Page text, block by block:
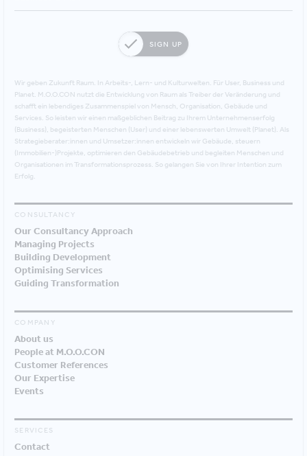
SIGN UP
Wir geben Zukunft Raum. In Arbeits-, Lern- und Kulturwelten. Für User, Business und
Planet. M.O.O.CON nutzt die Entwicklung von Raum als Treiber der Veränderung und
schafft ein lebendiges Zusammenspiel von Mensch, Organisation, Gebäude und
Services. So leisten wir einen maßgeblichen Beitrag zu Ihrem Unternehmenserfolg
(Business), begeisterten Menschen (User) und einer lebenswerten Umwelt (Planet). Als
Strategieberater:innen und Umsetzer:innen entwickeln wir Gebäude, steuern
(Immobilien-)Projekte, optimieren den Gebäudebetrieb und begleiten Menschen und
Organisationen im Transformationsprozess. So gelangen Sie von Ihrer Intention zum
Erfolg.
CONSULTANCY
Our Consultancy Approach
Managing Projects
Building Development
Optimising Services
Guiding Transformation
COMPANY
About us
People at M.O.O.CON
Customer References
Our Expertise
Events
SERVICES
Contact